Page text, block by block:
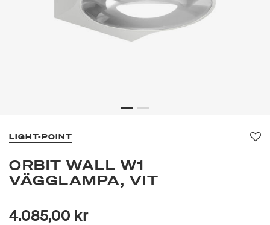
LIGHT-POINT
ORBIT WALL W1
VÄGGLAMPA, VIT
4.085,00 kr